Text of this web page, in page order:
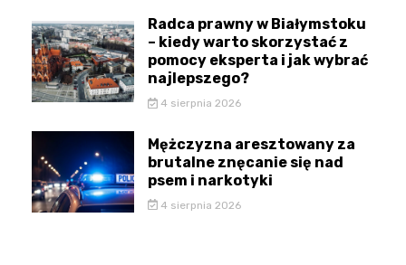
Radca prawny w Białymstoku
– kiedy warto skorzystać z
pomocy eksperta i jak wybrać
najlepszego?
4 sierpnia 2026
Mężczyzna aresztowany za
brutalne znęcanie się nad
psem i narkotyki
4 sierpnia 2026